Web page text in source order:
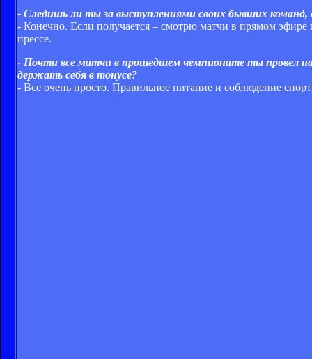
- Следишь ли ты за выступлениями своих бывших
- Конечно. Если получается – смотрю матчи в прямом
прессе.
- Почти все матчи в прошедшем чемпионате ты провел
держать себя в тонусе?
- Все очень просто. Правильное питание и соблюдение